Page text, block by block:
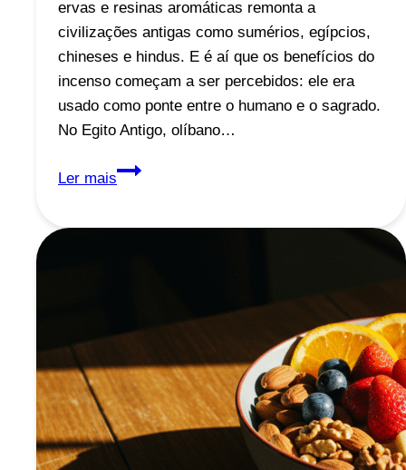
ervas e resinas aromáticas remonta a
civilizações antigas como sumérios, egípcios,
chineses e hindus. E é aí que os benefícios do
incenso começam a ser percebidos: ele era
usado como ponte entre o humano e o sagrado.
No Egito Antigo, olíbano…
Ler mais
Benefícios
no
Dia
a
Dia